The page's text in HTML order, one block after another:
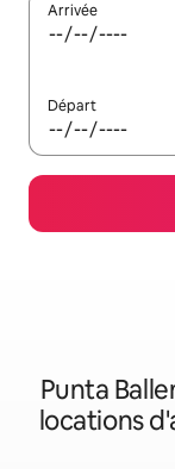
Arrivée
Départ
Punta
locations